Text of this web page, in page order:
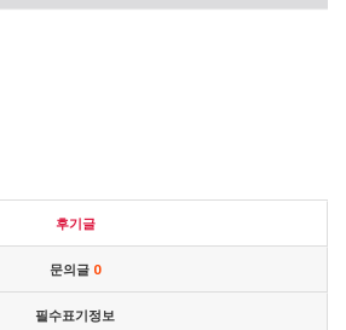
후기글
문의글 0
필수표기정보